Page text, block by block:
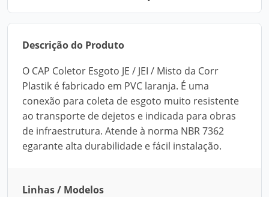
Descrição do Produto
O CAP Coletor Esgoto JE / JEI / Misto da Corr
Plastik é fabricado em PVC laranja. É uma
conexão para coleta de esgoto muito resistente
ao transporte de dejetos e indicada para obras
de infraestrutura. Atende à norma NBR 7362
egarante alta durabilidade e fácil instalação.
Linhas / Modelos